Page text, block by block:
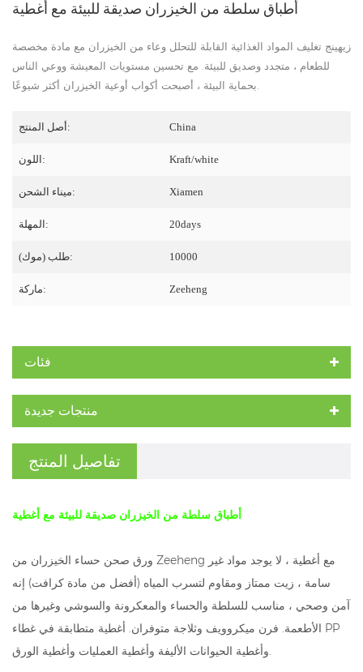
أطباق سلطة من الخيزران صديقة للبيئة مع أغطية
زيهينج تغليف المواد الغذائية القابلة للتحلل وعاء من الخيزران مع مادة مخصصة
للطعام ، متجدد وصديق للبيئة. مع تحسين مستويات المعيشة ووعي الناس
أصل المنتج: China
اللون: Kraft/white
ميناء الشحن: Xiamen
المهلة: 20days
طلب (موك): 10000
ماركة: Zeeheng
فئات
منتجات جديدة
تفاصيل المنتج
أطباق سلطة من الخيزران صديقة للبيئة مع أغطية
ورق صحن حساء الخيزران من Zeeheng مع أغطية ، لا يوجد مواد غير
سامة ، زيت ممتاز ومقاوم لتسرب المياه (أفضل من مادة كرافت) إنه
آمن وصحي ، مناسب للسلطة والحساء والمعكرونة والسوشي وغيرها من
الأطعمة. فرن ميكروويف وثلاجة متوفران. أغطية متطابقة في غطاء PP
وأغطية الحيوانات الأليفة وأغطية العمليات وأغطية الورق.